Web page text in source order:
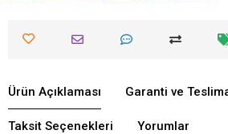
Ürün Açıklaması Garanti ve
Taksit Seçenekleri Yorumlar